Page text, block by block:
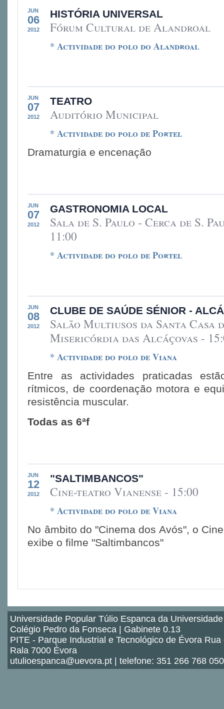
JUN
06
2012
HISTÓRIA UNIVERSAL
Fórum Cultural de Alandroal
* Actividade do polo do Alandroal
JUN
07
2012
TEATRO
Auditório Municipal
* Actividade do polo de Portel
Dramaturgia e encenação
JUN
07
2012
GASTRONOMIA LOCAL
Sala de S. Paulo - Cerca de S.
11:00
* Actividade do polo de Portel
JUN
08
2012
CLUBE DE SAÚDE SÉNIOR -
Salão Multiusos da Santa Casa
Misericórdia das Alcáçovas -
* Actividade do polo de Viana
Entre as actividades praticadas
rítmicos, de coordenação motora e
resistência muscular.
Todas as 6ªf
JUN
12
2012
"SALTIMBANCOS"
Cine-teatro Vianense - 15:00
* Actividade do polo de Viana
No âmbito do "Cinema dos Avós", o
exibe o filme "Saltimbancos"
Universidade Popular Túlio Espanca da
Colégio Pedro da Fonseca | Gabinete 0.13
PITE - Parque Industrial e Tecnológico de Évora Rua
Rala 7000 Évora
utulioespanca@uevora.pt | telefone: 351 266 768 050